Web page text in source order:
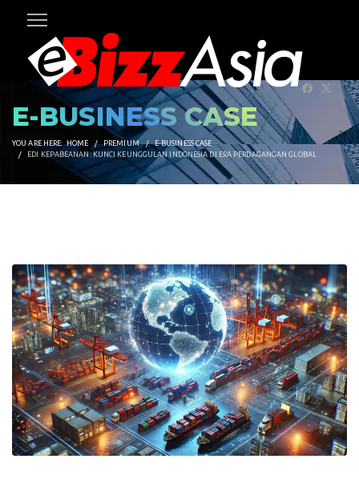
E-BUSINESS CASE
YOU ARE HERE:HOME PREMIUM
E-BUSINESS CASE
EDI KEPABEANAN: KUNCI KEUNGGULAN INDONESIA DI ERA PERDAGANGAN GLOBAL